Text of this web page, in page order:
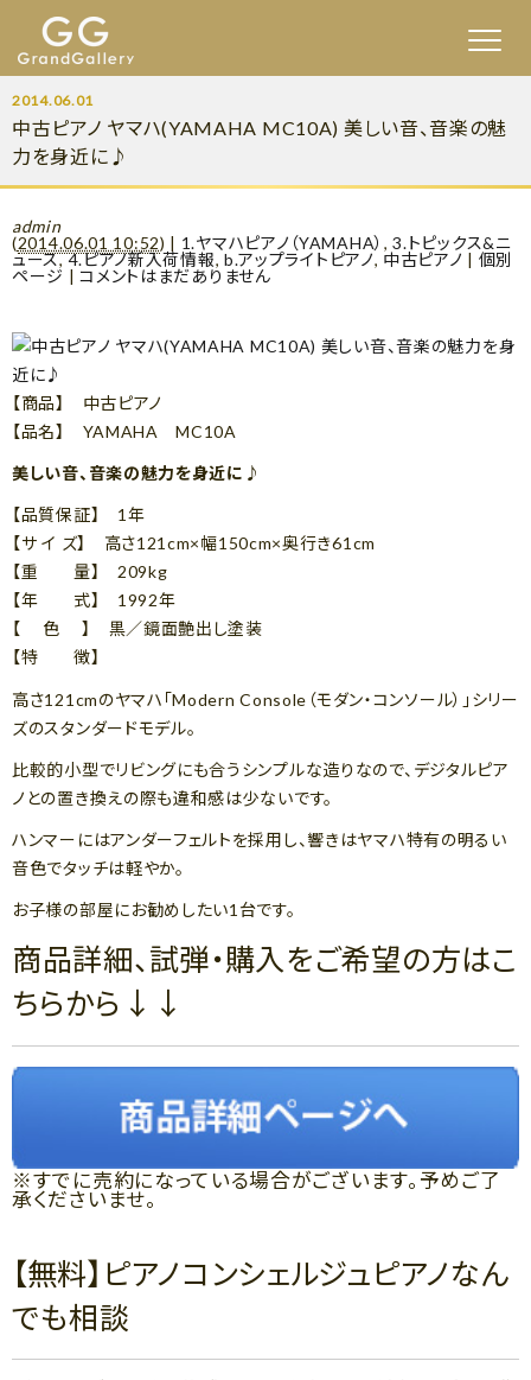
2014.06.01
中古ピアノ ヤマハ(YAMAHA MC10A) 美しい音、音楽の魅
力を身近に♪
admin
(2014.06.01 10:52) | 1.ヤマハピアノ（YAMAHA） ,3.トピックス&ニ
ュース,4.ピアノ新入荷情報, b.アップライトピアノ, 中古ピアノ | 個別
ページ |コメントはまだありません
【商品】 中古ピアノ
【品名】 YAMAHA MC10A
美しい音、音楽の魅力を身近に♪
【品質保証】 1年
【サ イ ズ】 高さ121cm×幅150cm×奥行き61cm
【重 量】 209kg
【年 式】 1992年
【 色 】 黒／鏡面艶出し塗装
【特 徴】
高さ121cmのヤマハ「Modern Console（モダン・コンソール）」シリー
ズのスタンダードモデル。
比較的小型でリビングにも合うシンプルな造りなので、デジタルピア
ノとの置き換えの際も違和感は少ないです。
ハンマーにはアンダーフェルトを採用し、響きはヤマハ特有の明るい
音色でタッチは軽やか。
お子様の部屋にお勧めしたい1台です。
商品詳細、試弾・購入をご希望の方はこ
ちらから↓↓
※すでに売約になっている場合がございます。予めご了
承くださいませ。
【無料】ピアノコンシェルジュピアノなん
でも相談